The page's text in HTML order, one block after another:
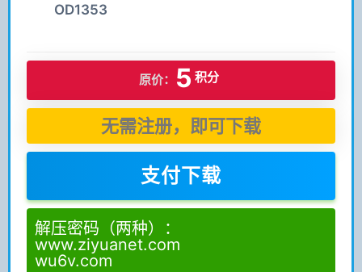
OD1353
原价： 5 积分
无需注册，即可下载
支付下载
解压密码（两种）：
www.ziyuanet.com
wu6v.com